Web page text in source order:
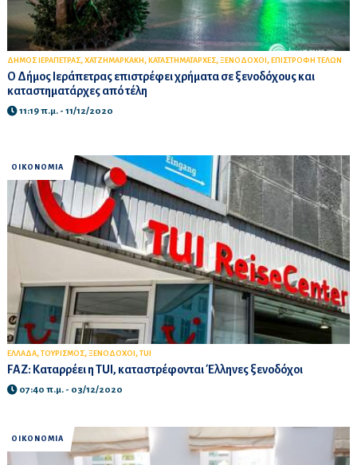
ΔΗΜΟΣ ΙΕΡΑΠΕΤΡΑΣ, ΧΑΤΖΗΜΑΡΚΑΚΗ , ΚΑΤΑΣΤΗΜΑΤΑΡΧΕΣ, ΞΕΝΟΔΟΧΟΙ , ΕΠΙΣΤΡΟΦΗ ΤΕΛΩΝ
Ο Δήμος Ιεράπετρας επιστρέφει χρήματα σε ξενοδόχους και
καταστηματάρχες από τέλη
11:19 π.μ. - 11/12/2020
ΟΙΚΟΝΟΜΙΑ
ΕΛΛΑΔΑ, ΤΟΥΡΙΣΜΟΣ, ΞΕΝΟΔΟΧΟΙ , TUI
FAZ: Καταρρέει η TUI, καταστρέφονται Έλληνες ξενοδόχοι
07:40 π.μ. - 03/12/2020
ΟΙΚΟΝΟΜΙΑ